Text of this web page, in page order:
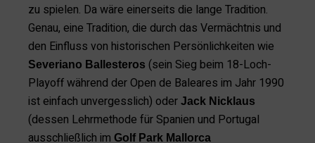
zu spielen. Da wäre einerseits die lange Tradition.
Genau, eine Tradition, die durch das Vermächtnis und
den Einfluss von historischen Persönlichkeiten wie
Severiano Ballesteros (sein Sieg beim 18-Loch-
Playoff während der Open de Baleares im Jahr 1990
ist einfach unvergesslich) oder Jack Nicklaus
(dessen Lehrmethode für Spanien und Portugal
ausschließlich im Golf Park Mallorca